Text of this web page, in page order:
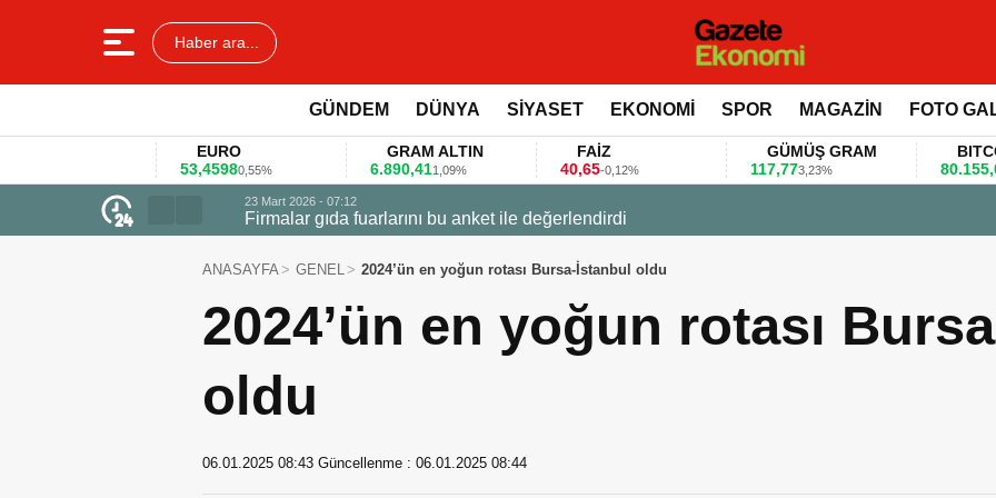
Haber ara...
GÜNDEM DÜNYA SİYASET EKONOMİ SPOR MAGAZİN FOTO
EURO
53,4598
0,55%
GRAM ALTIN
6.890,41
1,09% -0,12%
GÜMÜŞ GRAM
3,23%
BITCOIN
80.155,00
0,36%
23 Mart 2026 - 07:12
Firmalar gıda fuarlarını bu anket ile değerlendirdi
ANASAYFA GENEL 2024’ün en yoğun rotası Bursa-İstanbul oldu
2024’ün en yoğun rotası
oldu
06.01.2025 08:43 Güncellenme : 06.01.2025 08:44